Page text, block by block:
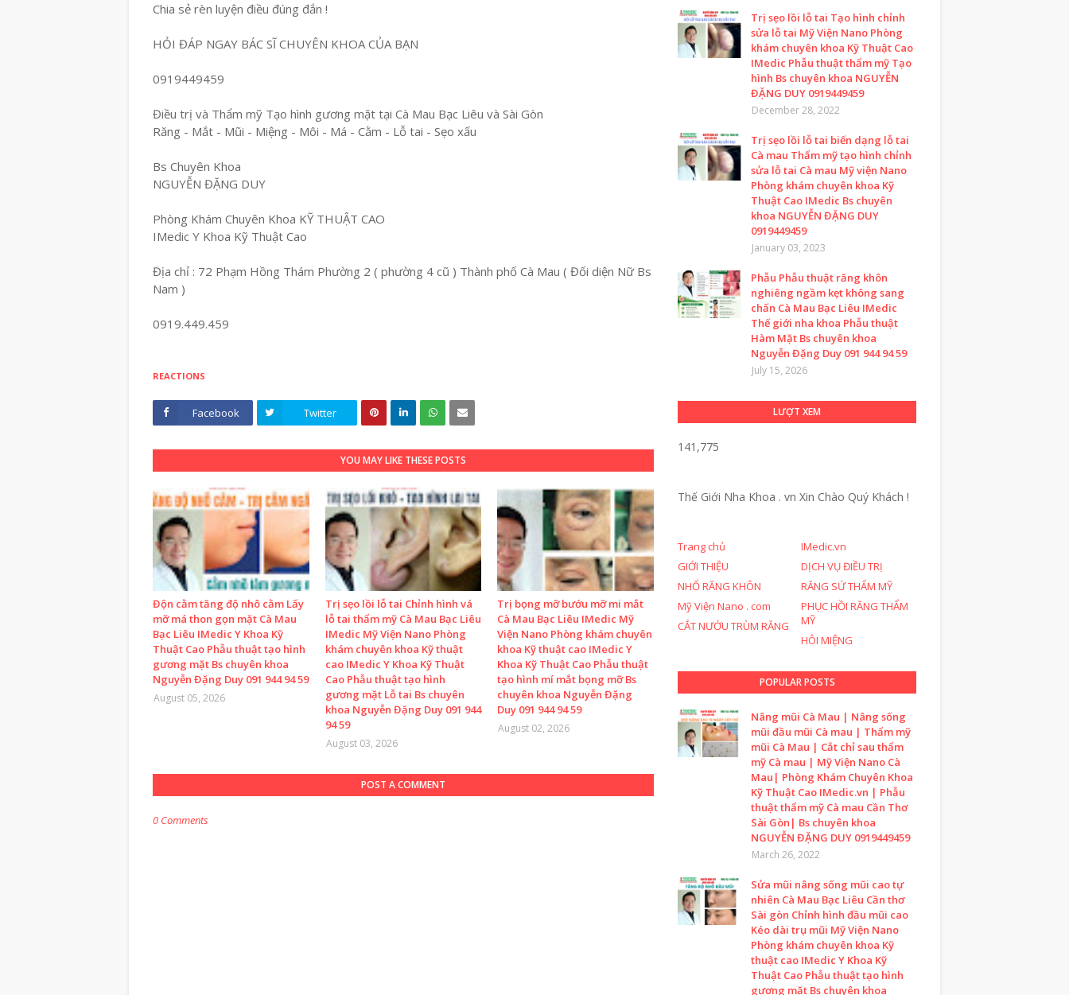
Chia sẻ rèn luyện điều đúng đắn !
HỎI ĐÁP NGAY BÁC SĨ CHUYÊN KHOA CỦA BẠN
0919449459
Điều trị và Thẩm mỹ Tạo hình gương mặt tại Cà Mau Bạc Liêu và Sài Gòn
Răng - Mắt - Mũi - Miệng - Môi - Má - Cằm - Lỗ tai - Sẹo xấu
Bs Chuyên Khoa
NGUYỄN ĐẶNG DUY
Phòng Khám Chuyên Khoa KỸ THUẬT CAO
IMedic Y Khoa Kỹ Thuật Cao
Địa chỉ : 72 Phạm Hồng Thám Phường 2 ( phường 4 cũ ) Thành phố Cà Mau ( Đối diện Nữ Bs
Nam )
0919.449.459
REACTIONS
Facebook Twitter
YOU MAY LIKE THESE POSTS
Độn cằm tăng độ nhô cằm Lấy
mỡ má thon gọn mặt Cà Mau
Bạc Liêu IMedic Y Khoa Kỹ
Thuật Cao Phẫu thuật tạo hình
gương mặt Bs chuyên khoa
Nguyễn Đặng Duy 091 944 94 59
August 05, 2026
Trị sẹo lồi lỗ tai Chỉnh hình vá
lỗ tai thẩm mỹ Cà Mau Bạc Liêu
IMedic Mỹ Viện Nano Phòng
khám chuyên khoa Kỹ thuật
cao IMedic Y Khoa Kỹ Thuật
Cao Phẫu thuật tạo hình
gương mặt Lỗ tai Bs chuyên
khoa Nguyễn Đặng Duy 091 944
94 59
August 03, 2026
Trị bọng mỡ bướu mỡ mi mắt
Cà Mau Bạc Liêu IMedic Mỹ
Viện Nano Phòng khám chuyên
khoa Kỹ thuật cao IMedic Y
Khoa Kỹ Thuật Cao Phẫu thuật
tạo hình mí mắt bọng mỡ Bs
chuyên khoa Nguyễn Đặng
Duy 091 944 94 59
August 02, 2026
POST A COMMENT
0 Comments
Trị sẹo lồi lỗ tai Tạo hình chỉnh
sửa lỗ tai Mỹ Viện Nano Phòng
khám chuyên khoa Kỹ Thuật Cao
IMedic Phẫu thuật thẩm mỹ Tạo
hình Bs chuyên khoa NGUYỄN
ĐẶNG DUY 0919449459
December 28, 2022
Trị sẹo lồi lỗ tai biến dạng lỗ tai
Cà mau Thẩm mỹ tạo hình chỉnh
sửa lỗ tai Cà mau Mỹ viện Nano
Phòng khám chuyên khoa Kỹ
Thuật Cao IMedic Bs chuyên
khoa NGUYỄN ĐẶNG DUY
0919449459
January 03, 2023
Phẫu Phẫu thuật răng khôn
nghiêng ngầm kẹt không sang
chấn Cà Mau Bạc Liêu IMedic
Thế giới nha khoa Phẫu thuật
Hàm Mặt Bs chuyên khoa
Nguyễn Đặng Duy 091 944 94 59
July 15, 2026
LƯỢT XEM
141,775
Thế Giới Nha Khoa . vn Xin Chào Quý Khách !
Trang chủ
IMedic.vn
GIỚI THIỆU
DỊCH VỤ ĐIỀU TRỊ
NHỔ RĂNG KHÔN
RĂNG SỨ THẨM MỸ
Mỹ Viện Nano . com
PHỤC HỒI RĂNG THẨM
MỸ
CẮT NƯỚU TRÙM RĂNG
HÔI MIỆNG
POPULAR POSTS
Nâng mũi Cà Mau | Nâng sống
mũi đầu mũi Cà mau | Thẩm mỹ
mũi Cà Mau | Cắt chỉ sau thẩm
mỹ Cà mau | Mỹ Viện Nano Cà
Mau| Phòng Khám Chuyên Khoa
Kỹ Thuật Cao IMedic.vn | Phẫu
thuật thẩm mỹ Cà mau Cần Thơ
Sài Gòn| Bs chuyên khoa
NGUYỄN ĐẶNG DUY 0919449459
March 26, 2022
Sửa mũi nâng sống mũi cao tự
nhiên Cà Mau Bạc Liêu Cần thơ
Sài gòn Chỉnh hình đầu mũi cao
Kéo dài trụ mũi Mỹ Viện Nano
Phòng khám chuyên khoa Kỹ
thuật cao IMedic Y Khoa Kỹ
Thuật Cao Phẫu thuật tạo hình
gương mặt Bs chuyên khoa